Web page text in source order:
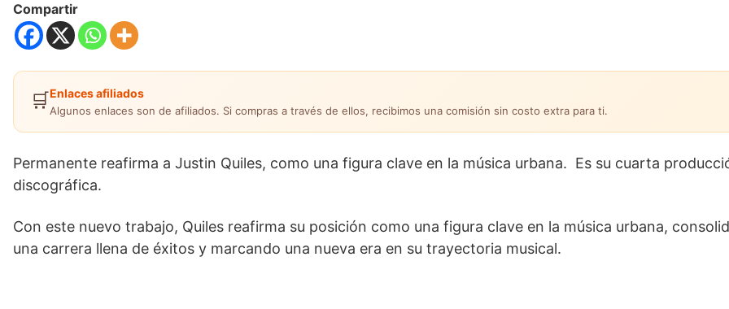
Compartir
🛒Enlaces afiliados
Algunos enlaces son de afiliados. Si compras a través de ellos, recibimos una comisión sin costo extra para ti.
Permanente reafirma a Justin Quiles, como una figura clave en la música urbana. Es su cuarta
discográfica.
Con este nuevo trabajo, Quiles reafirma su posición como una figura clave en la música urbana,
una carrera llena de éxitos y marcando una nueva era en su trayectoria musical.